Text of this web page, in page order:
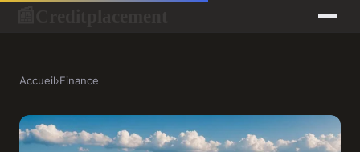
Accueil›Finance